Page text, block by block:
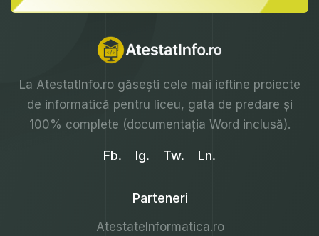
La AtestatInfo.rogăsești cele mai ieftine proiecte
de informatică pentru liceu, gata de predare și
100% complete (documentația Word inclusă).
Fb. Ig. Tw. Ln.
Parteneri
AtestateInformatica.ro